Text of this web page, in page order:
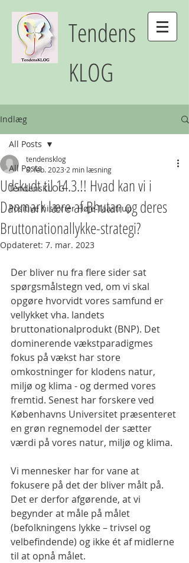
Tendens
KLOG
Indlæg
All Posts
TendensKLOG
Positive historier Høje-Taastrup
All Posts
Udskudt til 14.3.!! Hvad kan vi i
Danmark lære af Bhutan og deres
Bruttonationallykke-strategi?
tendensklog
8. feb. 2023 2 min læsning
Opdateret: 7. mar. 2023
Der bliver nu fra flere sider sat
spørgsmålstegn ved, om vi skal
opgøre hvorvidt vores samfund er
vellykket vha. landets
bruttonationalprodukt (BNP). Det
dominerende vækstparadigmes
fokus på vækst har store
omkostninger for klodens natur,
miljø og klima - og dermed vores
fremtid. Senest har forskere ved
Københavns Universitet præsenteret
en grøn regnemodel der sætter
værdi på vores natur, miljø og klima.
Vi mennesker har for vane at
fokusere på det der bliver målt på.
Det er derfor afgørende, at vi
begynder at måle på målet
(befolkningens lykke – trivsel og
velbefindende) og ikke ét af midlerne
til at opnå målet.